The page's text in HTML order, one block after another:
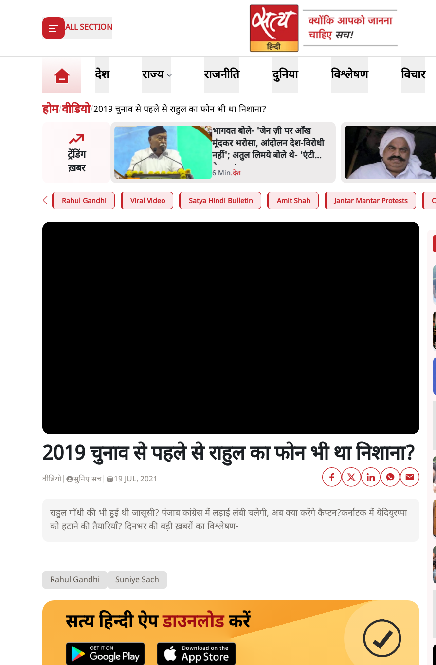
ALL SECTION
देश राज्य राजनीति दुनिया विश्लेषण विचार
होम/वीडियो/2019 चुनाव से पहले से राहुल का फोन भी था निशाना?
ट्रेंडिंग
ख़बर
राष्ट्र के चरित्र की मरम्मत
भागवत बोले- 'जेन ज़ी पर आँख
मूंदकर भरोसा, आंदोलन देश-विरोधी
नहीं'; अतुल लिमये बोले थे- 'एंटी
नेशनल'
6 Min.देश
Rahul Gandhi Viral Video Satya Hindi Bulletin Amit Shah Jantar Mantar Protests
2019 चुनाव से पहले से राहुल का फोन भी था निशाना?
वीडियो| सुनिए सच| 19 JUL, 2021
राहुल गाँधी की भी हुई थी जासूसी? पंजाब कांग्रेस में लड़ाई लंबी चलेगी, अब क्या करेंगे कैप्टन?कर्नाटक में येदियुरप्पा
को हटाने की तैयारियाँ? दिनभर की बड़ी ख़बरों का विश्लेषण-
Rahul Gandhi Suniye Sach
सत्य हिन्दी ऐपडाउनलोडकरें